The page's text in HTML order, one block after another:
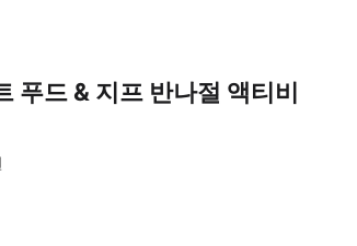
푸드 & 지프 반나절 액티비